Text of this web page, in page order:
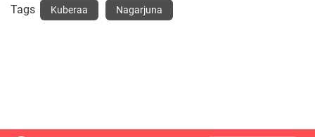
Tags Kuberaa Nagarjuna